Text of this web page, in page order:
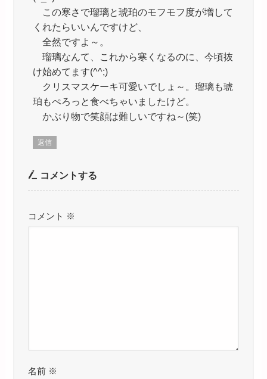
この寒さで瑠璃と琥珀のモフモフ度が増して
くれたらいいんですけど、
全然ですよ～。
瑠璃なんて、これから寒くなるのに、今頃抜
け始めてます(^^;)
クリスマスケーキ可愛いでしょ～。瑠璃も琥
珀もぺろっと食べちゃいましたけど。
かぶり物で笑顔は難しいですね～(笑)
返信
コメントする
コメント ※
名前 ※